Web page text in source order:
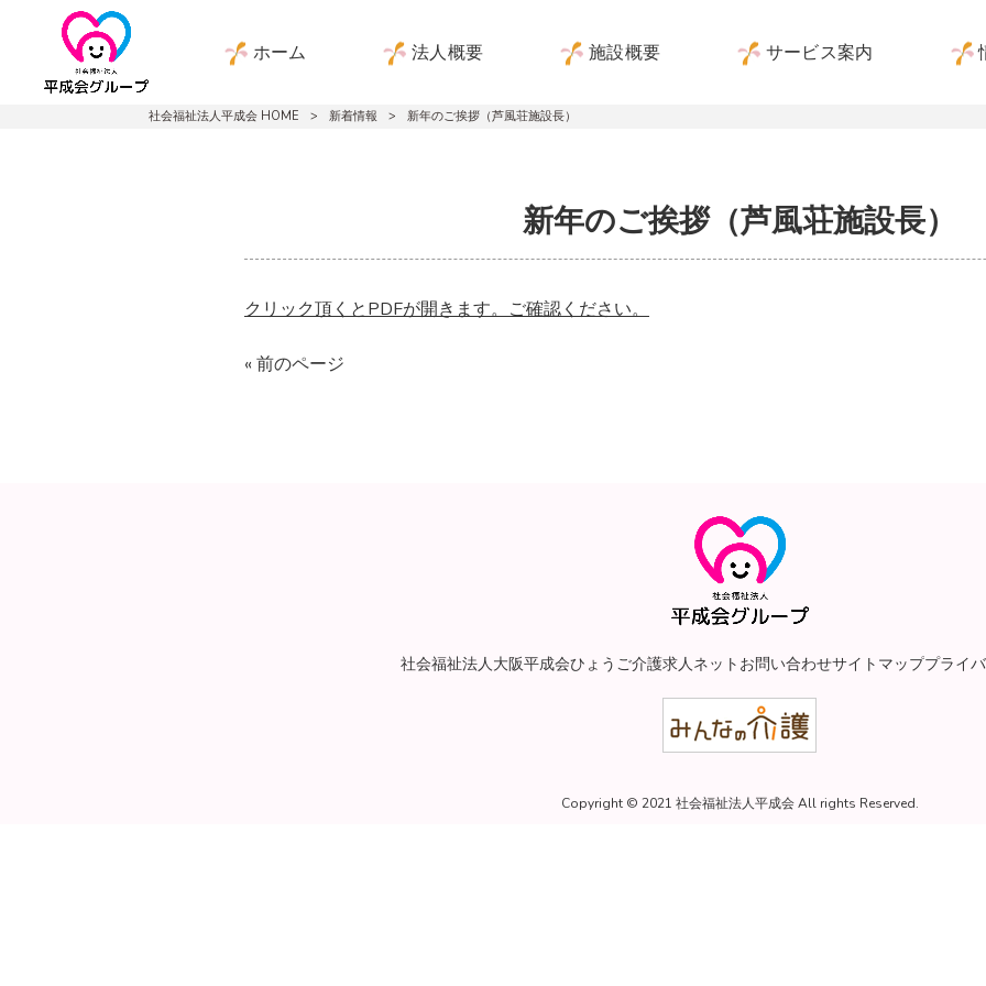
ホーム 法人概要 施設概要 サービス案内
社会福祉法人平成会 HOME > 新着情報 > 新年のご挨拶（芦風荘施設長）
新年のご挨拶（芦風荘施設長）
クリック頂くとPDFが開きます。ご確認ください。
« 前のページ
社会福祉法人大阪平成会ひょうご介護求人ネット お問い合わせサイトマッププライ
Copyright © 2021 社会福祉法人平成会 All rights Reserved.